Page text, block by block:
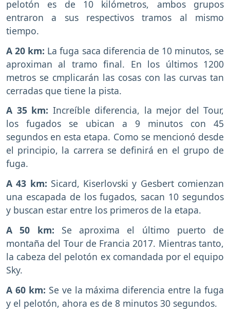
pelotón es de 10 kilómetros, ambos grupos
entraron a sus respectivos tramos al mismo
tiempo.
A 20 km: La fuga saca diferencia de 10 minutos, se
aproximan al tramo final. En los últimos 1200
metros se cmplicarán las cosas con las curvas tan
cerradas que tiene la pista.
A 35 km: Increíble diferencia, la mejor del Tour,
los fugados se ubican a 9 minutos con 45
segundos en esta etapa. Como se mencionó desde
el principio, la carrera se definirá en el grupo de
fuga.
A 43 km: Sicard, Kiserlovski y Gesbert comienzan
una escapada de los fugados, sacan 10 segundos
y buscan estar entre los primeros de la etapa.
A 50 km: Se aproxima el último puerto de
montaña del Tour de Francia 2017. Mientras tanto,
la cabeza del pelotón ex comandada por el equipo
Sky.
A 60 km: Se ve la máxima diferencia entre la fuga
y el pelotón, ahora es de 8 minutos 30 segundos.